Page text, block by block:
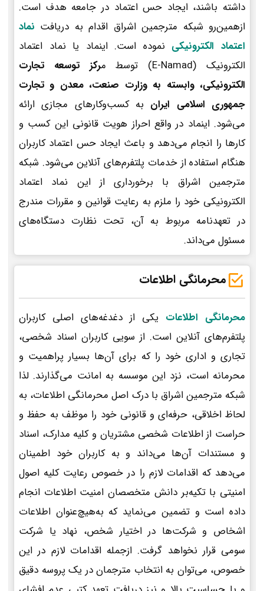
داشته باشند، ایجاد حس اعتماد در جامعه هدف است.
ازهمین‌رو شبکه مترجمین اشراق اقدام به دریافت نماد
اعتماد الکترونیکی نموده است. اینماد یا نماد اعتماد
الکترونیک (E-Namad) توسط م
رکز توسعه تجارت
الکترونیکی، وابسته به وزارت صنعت، معدن و تجارت
جمهوری اسلامی ایران به کسب‌وکارهای مجازی ارائه
می‌شود. اینماد در واقع احراز هویت قانونی این کسب و
کارها را انجام می‌دهد و باعث ایجاد حس اعتماد کاربران
هنگام استفاده از خدمات پلتفرم‌های آنلاین می‌شود. شبکه
مترجمین اشراق با برخورداری از این نماد اعتماد
الکترونیکی خود را ملزم به رعایت قوانین و مقررات مندرج
در تعهدنامه مربوط به آن، تحت نظارت دستگاه‌های
مسئول می‌داند.
محرمانگی اطلاعات
محرمانگی اطلاعات یکی از دغدغه‌های اصلی کاربران
پلتفرم‌های آنلاین است. از سویی کاربران اسناد شخصی،
تجاری و اداری خود را که برای آن‌ها بسیار پراهمیت و
محرمانه است، نزد این موسسه به امانت می‌گذارند. لذا
شبکه مترجمین اشراق با درک اصل محرمانگی اطلاعات، به
لحاظ اخلاقی، حرفه‌ای و قانونی خود را موظف به حفظ و
حراست از اطلاعات شخصی مشتریان و کلیه مدارک، اسناد
و مستندات آن‌ها می‌داند و به کاربران خود اطمینان
می‌دهد که اقدامات لازم را در خصوص رعایت کلیه اصول
امنیتی با تکیه‌بر دانش متخصصان امنیت اطلاعات انجام
داده است و تضمین می‌نماید که به‌هیچ‌عنوان اطلاعات
اشخاص و شرکت‌ها در اختیار شخص، نهاد یا شرکت
سومی قرار نخواهد گرفت. ازجمله اقدامات لازم در این
خصوص، می‌توان به انتخاب مترجمان در یک پروسه دقیق